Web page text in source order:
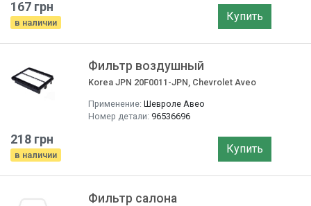
167 грн
в наличии Купить
Фильтр воздушный
Korea JPN 20F0011-JPN, Chevrolet Aveo
Применение: Шевроле Авео
Номер детали: 96536696
218 грн
в наличии Купить
Фильтр салона